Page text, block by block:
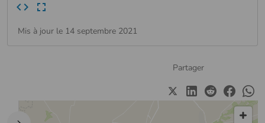
Mis à jour le 14 septembre 2021
Partager